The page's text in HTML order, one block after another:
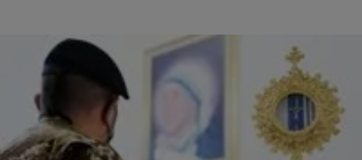
spiritualità
Devozione
fede
Parola